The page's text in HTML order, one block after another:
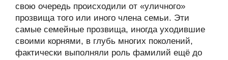
свою очередь происходили от «уличного»
прозвища того или иного члена семьи. Эти
самые семейные прозвища, иногда уходившие
своими корнями, в глубь многих поколений,
фактически выполняли роль фамилий ещё до